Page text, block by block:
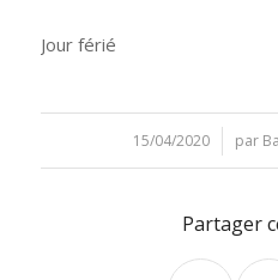
Jour férié
15/04/2020
/ par
Partager